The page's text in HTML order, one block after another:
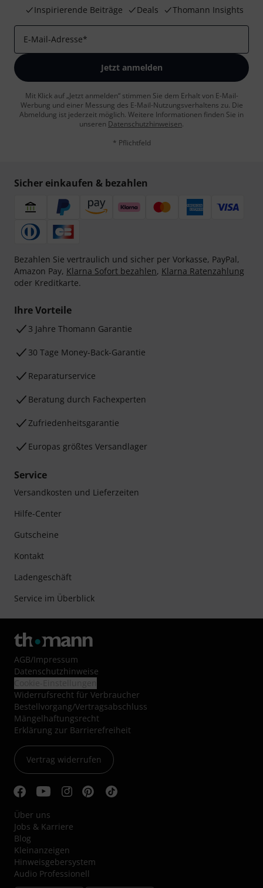
Inspirierende Beiträge
Deals Thomann Insights
E-Mail-Adresse*
Jetzt anmelden
Mit Klick auf „Jetzt anmelden“ stimmen Sie dem Erhalt von E-Mail-
Werbung und einer Messung des E-Mail-Nutzungsverhaltens zu. Die
Abmeldung ist jederzeit möglich. Weitere Informationen finden Sie in
unseren Datenschutzhinweisen.
* Pflichtfeld
Sicher einkaufen & bezahlen
Bezahlen Sie vertraulich und sicher per Vorkasse, PayPal,
Amazon Pay, Klarna Sofort bezahlen, Klarna Ratenzahlung
oder Kreditkarte.
Ihre Vorteile
3 Jahre Thomann Garantie
30 Tage Money-Back-Garantie
Reparaturservice
Beratung durch Fachexperten
Zufriedenheitsgarantie
Europas größtes Versandlager
Service
Versandkosten und Lieferzeiten
Hilfe-Center
Gutscheine
Kontakt
Ladengeschäft
Service im Überblick
AGB/Impressum
Datenschutzhinweise
Widerrufsrecht für Verbraucher
Bestellvorgang/Vertragsabschluss
Mängelhaftungsrecht
Erklärung zur Barrierefreiheit
Vertrag widerrufen
Über uns
Jobs & Karriere
Blog
Kleinanzeigen
Hinweisgebersystem
Audio Professionell